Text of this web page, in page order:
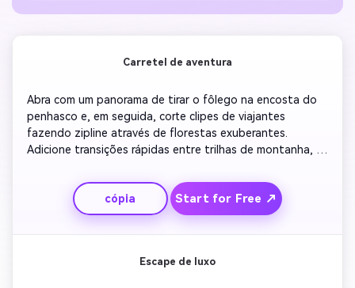
Carretel de aventura
Abra com um panorama de tirar o fôlego na encosta do
penhasco e, em seguida, corte clipes de viajantes
fazendo zipline através de florestas exuberantes.
Adicione transições rápidas entre trilhas de montanha,
texto como 'Experimente aventura em cada respiração'.
Termine com o logotipo da sua agência sobre o cenário
do nascer do sol. Use música otimista para fazer com
que pareça uma jornada cheia de emoção que os
cópia Start for Free ↗
Escape de luxo